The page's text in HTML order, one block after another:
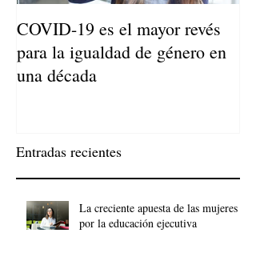
COVID-19 es el mayor revés
para la igualdad de género en
una década
Entradas recientes
La creciente apuesta de las mujeres
por la educación ejecutiva